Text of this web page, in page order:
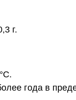
г.
года в